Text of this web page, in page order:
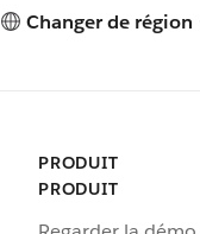
Changer de région
PRODUIT
PRODUIT